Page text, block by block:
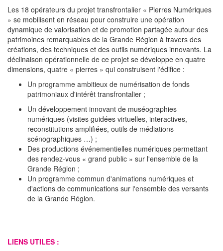
Les 18 opérateurs du projet transfrontalier « Pierres Numériques
» se mobilisent en réseau pour construire une opération
dynamique de valorisation et de promotion partagée autour des
patrimoines remarquables de la Grande Région à travers des
créations, des techniques et des outils numériques innovants. La
déclinaison opérationnelle de ce projet se développe en quatre
dimensions, quatre « pierres » qui construisent l'édifice :
Un programme ambitieux de numérisation de fonds
patrimoniaux d'intérêt transfrontalier ;
Un développement innovant de muséographies
numériques (visites guidées virtuelles, interactives,
reconstitutions amplifiées, outils de médiations
scénographiques …) ;
Des productions événementielles numériques permettant
des rendez-vous « grand public » sur l'ensemble de la
Grande Région ;
Un programme commun d'animations numériques et
d'actions de communications sur l'ensemble des versants
de la Grande Région.
LIENS UTILES :